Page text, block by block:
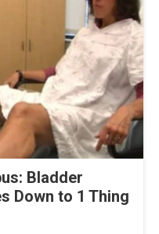
Bladder
Down to 1 Thing